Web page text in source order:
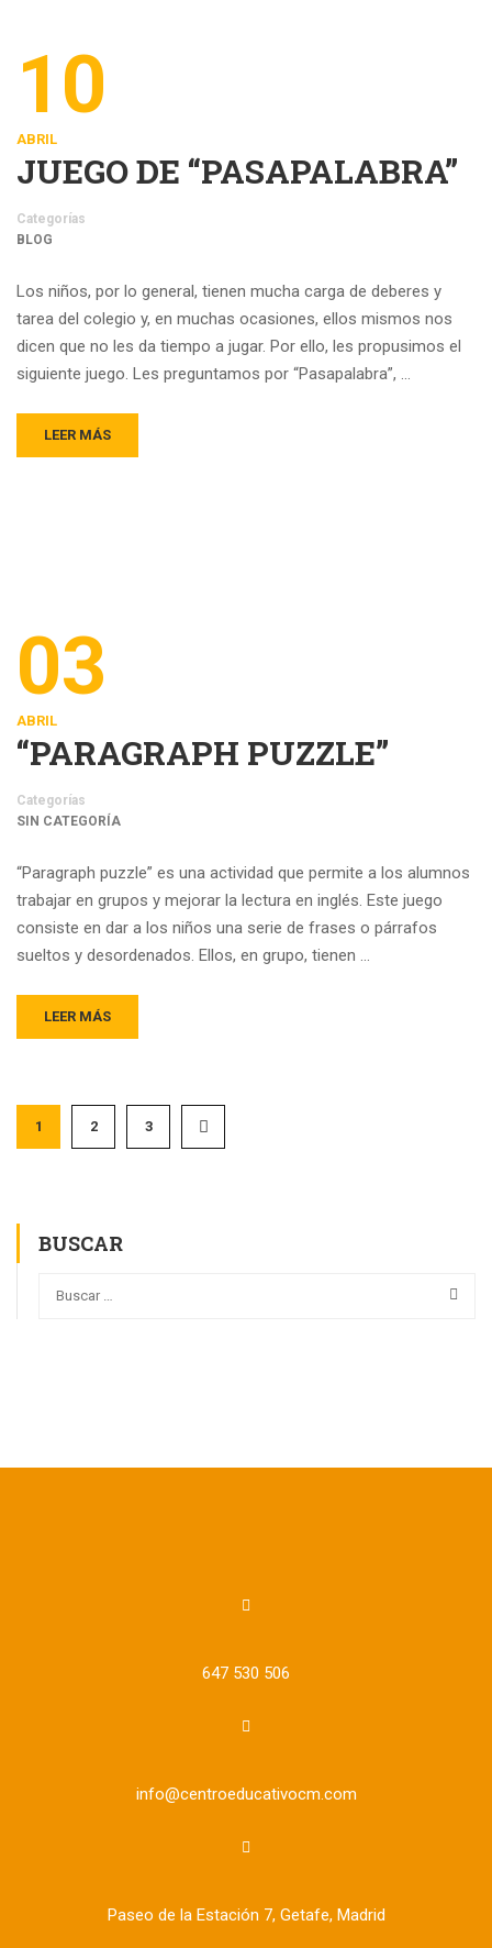
10
ABRIL
JUEGO DE “PASAPALABRA”
Categorías
BLOG
Los niños, por lo general, tienen mucha carga de deberes y
tarea del colegio y, en muchas ocasiones, ellos mismos nos
dicen que no les da tiempo a jugar. Por ello, les propusimos el
siguiente juego. Les preguntamos por “Pasapalabra”, …
LEER MÁS
03
ABRIL
“PARAGRAPH PUZZLE”
Categorías
SIN CATEGORÍA
“Paragraph puzzle” es una actividad que permite a los alumnos
trabajar en grupos y mejorar la lectura en inglés. Este juego
consiste en dar a los niños una serie de frases o párrafos
sueltos y desordenados. Ellos, en grupo, tienen …
LEER MÁS
1 2 3
BUSCAR
647 530 506
info@centroeducativocm.com
Paseo de la Estación 7, Getafe, Madrid